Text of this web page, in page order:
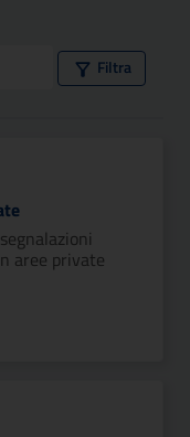
Filtra
aree private